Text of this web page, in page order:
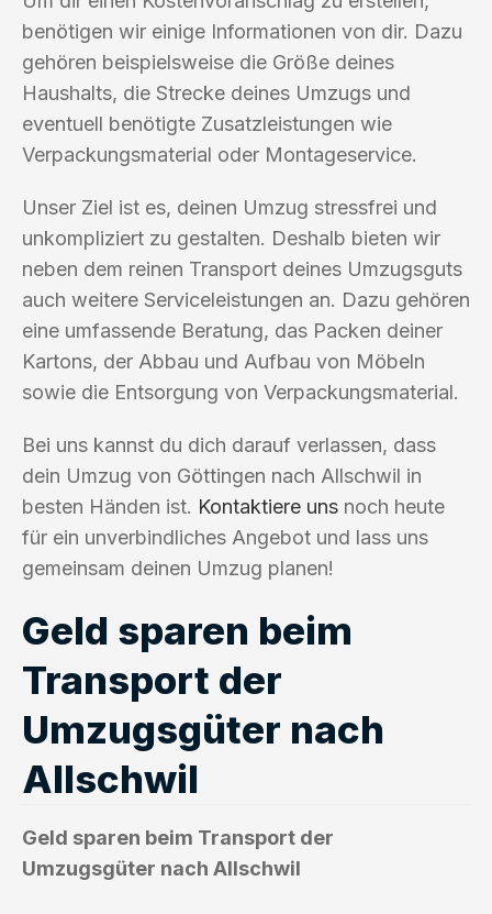
benötigen wir einige Informationen von dir. Dazu
gehören beispielsweise die Größe deines
Haushalts, die Strecke deines Umzugs und
eventuell benötigte Zusatzleistungen wie
Verpackungsmaterial oder Montageservice.
Unser Ziel ist es, deinen Umzug stressfrei und
unkompliziert zu gestalten. Deshalb bieten wir
neben dem reinen Transport deines Umzugsguts
auch weitere Serviceleistungen an. Dazu gehören
eine umfassende Beratung, das Packen deiner
Kartons, der Abbau und Aufbau von Möbeln
sowie die Entsorgung von Verpackungsmaterial.
Bei uns kannst du dich darauf verlassen, dass
dein Umzug von Göttingen nach Allschwil in
besten Händen ist. Kontaktiere uns noch heute
für ein unverbindliches Angebot und lass uns
gemeinsam deinen Umzug planen!
Geld sparen beim
Transport der
Umzugsgüter nach
Allschwil
Geld sparen beim Transport der
Umzugsgüter nach Allschwil